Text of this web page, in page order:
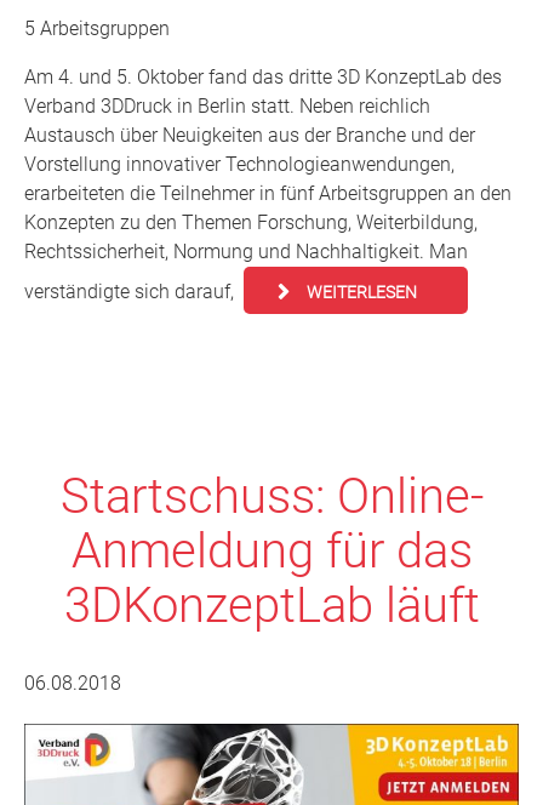
5 Arbeitsgruppen
Am 4. und 5. Oktober fand das dritte 3D KonzeptLab des
Verband 3DDruck in Berlin statt. Neben reichlich
Austausch über Neuigkeiten aus der Branche und der
Vorstellung innovativer Technologieanwendungen,
erarbeiteten die Teilnehmer in fünf Arbeitsgruppen an den
Konzepten zu den Themen Forschung, Weiterbildung,
Rechtssicherheit, Normung und Nachhaltigkeit. Man
verständigte sich darauf,
WEITERLESEN
Startschuss: Online-
Anmeldung für das
3DKonzeptLab läuft
06.08.2018